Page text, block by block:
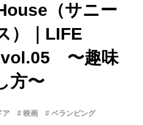
ライフレー
はい
（サニー
）｜LIFE
vol.05 〜趣味
方〜
ア # 映画 # ベランピング